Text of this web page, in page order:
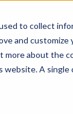
to collect
and
about the
A